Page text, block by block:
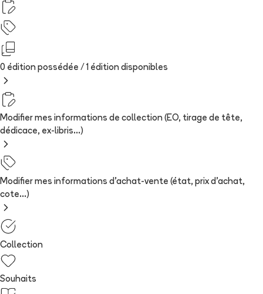
0 édition possédée / 1 édition disponibles
Modifier mes informations de collection (EO, tirage de tête,
dédicace, ex-libris...)
Modifier mes informations d'achat-vente (état, prix d'achat,
cote...)
Collection
Souhaits